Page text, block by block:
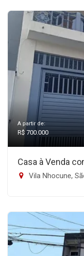
A partir de:
R$ 700.000
Casa à Venda
Vila Nhocune,